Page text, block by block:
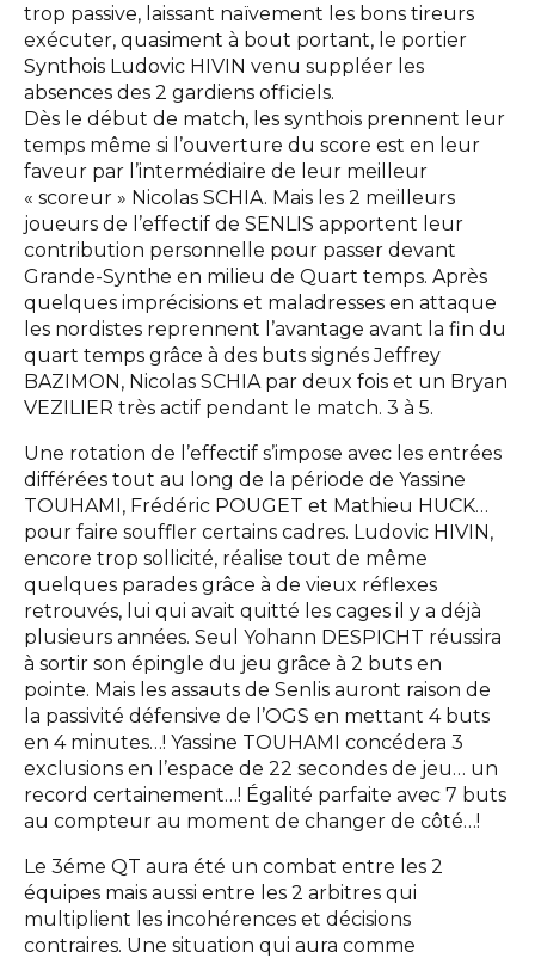
trop passive, laissant naïvement les bons tireurs
exécuter, quasiment à bout portant, le portier
Synthois Ludovic HIVIN venu suppléer les
absences des 2 gardiens officiels.
Dès le début de match, les synthois prennent leur
temps même si l’ouverture du score est en leur
faveur par l’intermédiaire de leur meilleur
« scoreur » Nicolas SCHIA. Mais les 2 meilleurs
joueurs de l’effectif de SENLIS apportent leur
contribution personnelle pour passer devant
Grande-Synthe en milieu de Quart temps. Après
quelques imprécisions et maladresses en attaque
les nordistes reprennent l’avantage avant la fin du
quart temps grâce à des buts signés Jeffrey
BAZIMON, Nicolas SCHIA par deux fois et un Bryan
VEZILIER très actif pendant le match. 3 à 5.
Une rotation de l’effectif s’impose avec les entrées
différées tout au long de la période de Yassine
TOUHAMI, Frédéric POUGET et Mathieu HUCK…
pour faire souffler certains cadres. Ludovic HIVIN,
encore trop sollicité, réalise tout de même
quelques parades grâce à de vieux réflexes
retrouvés, lui qui avait quitté les cages il y a déjà
plusieurs années. Seul Yohann DESPICHT réussira
à sortir son épingle du jeu grâce à 2 buts en
pointe. Mais les assauts de Senlis auront raison de
la passivité défensive de l’OGS en mettant 4 buts
en 4 minutes…! Yassine TOUHAMI concédera 3
exclusions en l’espace de 22 secondes de jeu… un
record certainement…! Égalité parfaite avec 7 buts
au compteur au moment de changer de côté…!
Le 3éme QT aura été un combat entre les 2
équipes mais aussi entre les 2 arbitres qui
multiplient les incohérences et décisions
contraires. Une situation qui aura comme